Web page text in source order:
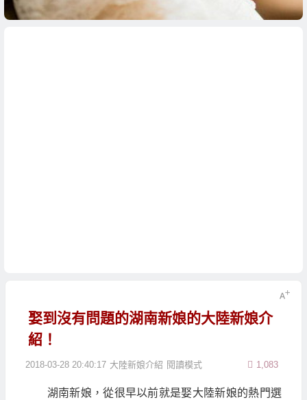
娶到沒有問題的湖南新娘的大陸新娘介
紹！
2018-03-28 20:40:17 大陸新娘介紹 1,083
閱讀模式
湖南新娘，從很早以前就是娶大陸新娘的熱門選